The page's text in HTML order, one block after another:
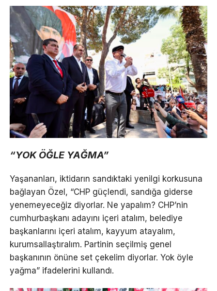
“YOK ÖĞLE YAĞMA”
Yaşananları, iktidarın sandıktaki yenilgi korkusuna
bağlayan Özel, “CHP güçlendi, sandığa giderse
yenemeyeceğiz diyorlar. Ne yapalım? CHP’nin
cumhurbaşkanı adayını içeri atalım, belediye
başkanlarını içeri atalım, kayyum atayalım,
kurumsallaştıralım. Partinin seçilmiş genel
başkanının önüne set çekelim diyorlar. Yok öyle
yağma” ifadelerini kullandı.